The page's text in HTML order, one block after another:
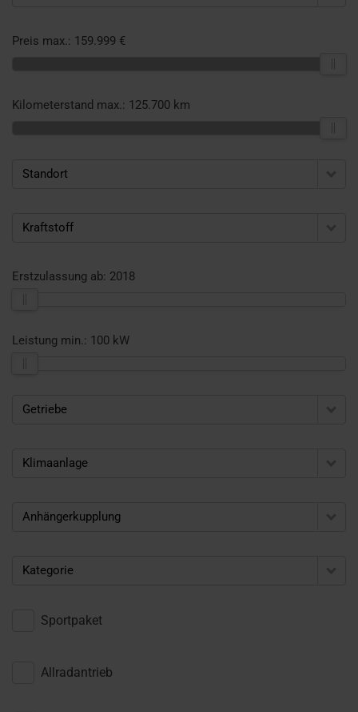
Preis max.: 159.999 €
Kilometerstand max.: 125.700 km
Standort
Kraftstoff
Erstzulassung ab: 2018
Leistung min.: 100 kW
Getriebe
Klimaanlage
Anhängerkupplung
Kategorie
Sportpaket
Allradantrieb